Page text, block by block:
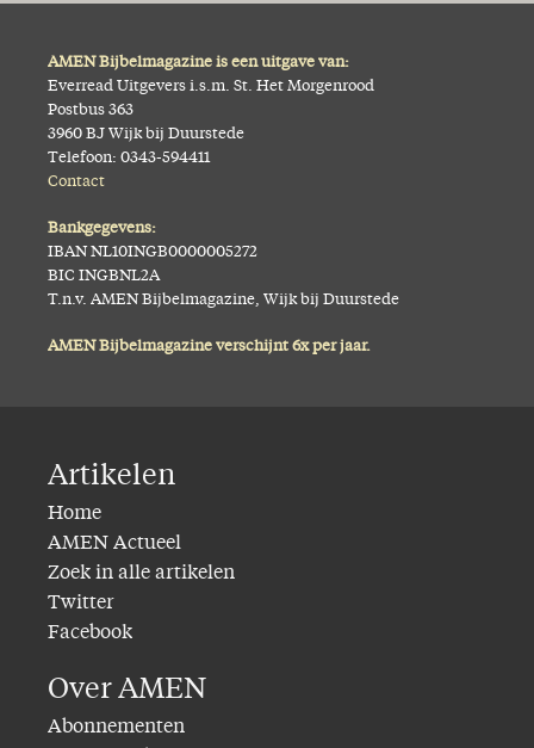
AMEN Bijbelmagazine is een uitgave van:
Everread Uitgevers i.s.m. St. Het Morgenrood
Postbus 363
3960 BJ Wijk bij Duurstede
Telefoon: 0343-594411
Contact
Bankgegevens:
IBAN NL10INGB0000005272
BIC INGBNL2A
T.n.v. AMEN Bijbelmagazine, Wijk bij Duurstede
AMEN Bijbelmagazine verschijnt 6x per jaar.
Artikelen
Home
AMEN Actueel
Zoek in alle artikelen
Twitter
Facebook
Over AMEN
Abonnementen